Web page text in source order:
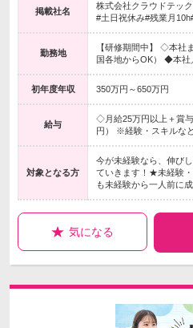
掲載社名
株式会社クラウドテッ
#土日祝休み#残業月
勤務地
【研修期間中】 ◇本社
国各地からOK） ◆本社
初年度年収 350万円～650万円
給与
◇月給25万円以上＋賞
円） ※経験・スキルな
対象となる方
今が未経験なら、伸び
ていきます！★未経験
も未経験から一人前に成
気になる